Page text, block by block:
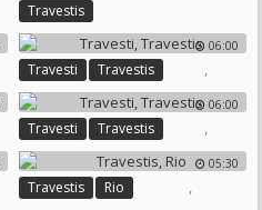
Travestis
06:00
Travesti ,
Travestis
06:00
Travesti ,
Travestis
05:30
Travestis ,
Rio